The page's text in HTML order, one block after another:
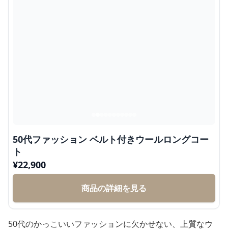
50代ファッション ベルト付きウールロングコー
ト
¥22,900
商品の詳細を見る
50代のかっこいいファッションに欠かせない、上質なウ